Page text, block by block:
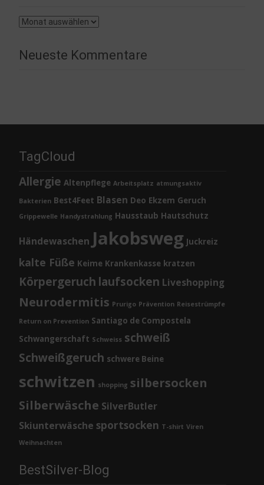
Archiv
Neueste Kommentare
TagCloud
Allergie Altenpflege Arbeitsplatz atmungsaktiv
Bakterien Best4Feet Blasen Deo Ekzem Geruch
Grippewelle Handystrahlung Hausstaub Hautschutz
Händewaschen Jakobsweg Juckreiz
kalte Füße Keime Krankenkasse kratzen
Körpergeruch laufsocken Liveshopping
Neurodermitis Prurigo Prävention Reisestrümpfe
Return on Prevention Santiago de Compostela
Schwangerschaft Schweiss schweiß
Schweißgeruch schwere Beine
schwitzen shopping silbersocken
Silberwäsche SilverButler
Skiunterwäsche sportsocken T-shirt Viren
Weihnachten
BestSilver-Blog